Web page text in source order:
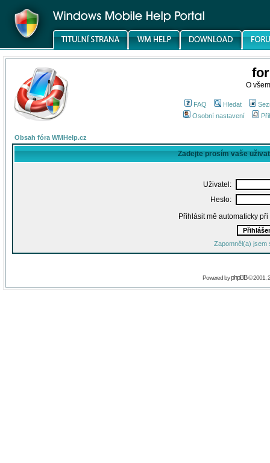
O
FAQ Hledat
Osobní nastavení
Obsah fóra WMHelp.cz
Zadejte prosím vaše
Uživatel:
Heslo:
Přihlásit mě automaticky
Zapomněl(a) jsem
Powered byphpBB© 2001,